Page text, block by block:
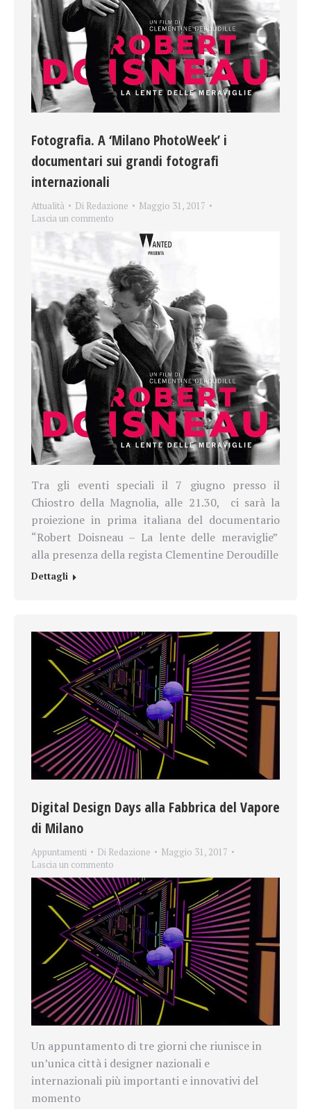
Fotografia. A ‘Milano PhotoWeek’ i
documentari sui grandi fotografi
internazionali
Attualità Di Redazione
Maggio 31, 2017
Lascia un commento
Tra gli eventi speciali il 7 giugno presso il
Chiostro della Magnolia, alle 21.30, ci sarà la
proiezione in prima italiana del documentario
“Robert Doisneau – La lente delle meraviglie”
alla presenza della regista Clementine Deroudille
Dettagli
Digital Design Days alla Fabbrica del Vapore
di Milano
Appuntamenti Di Redazione
Maggio 31, 2017
Lascia un commento
Un appuntamento di tre giorni che riunisce in
un’unica città i designer nazionali e
internazionali più importanti e innovativi del
momento